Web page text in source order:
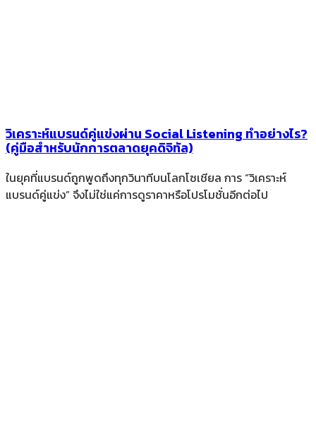
วิเคราะห์แบรนด์คู่แข่งผ่าน Social Listening ทำอย่างไร?
(คู่มือสำหรับนักการตลาดยุคดิจิทัล)
ในยุคที่แบรนด์ถูกพูดถึงทุกวินาทีบนโลกโซเชียล การ “วิเคราะห์
แบรนด์คู่แข่ง” จึงไม่ใช่แค่การดูราคาหรือโปรโมชั่นอีกต่อไป